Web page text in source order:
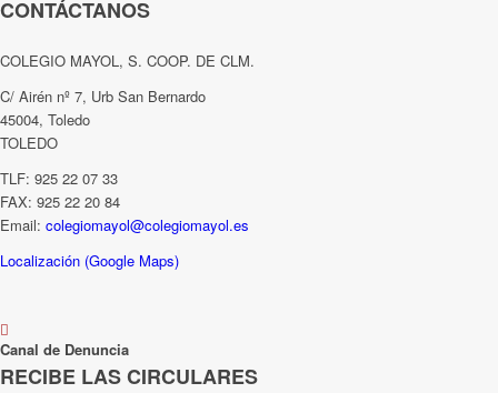
CONTÁCTANOS
COLEGIO MAYOL, S. COOP. DE CLM.
C/ Airén nº 7, Urb San Bernardo
45004, Toledo
TOLEDO
TLF: 925 22 07 33
FAX: 925 22 20 84
Email: colegiomayol@colegiomayol.es
Localización (Google Maps)
Canal de Denuncia
RECIBE LAS CIRCULARES